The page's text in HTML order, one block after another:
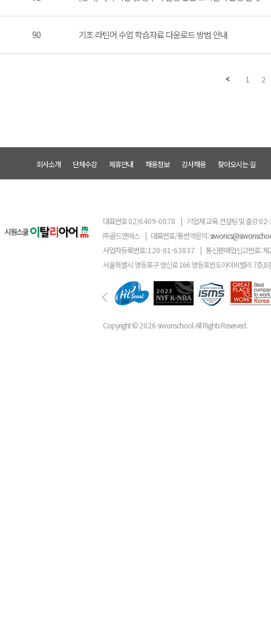
90 기초 라틴어 수업 학습자료 다운로드 방법 안내
1 2
회사소개 단체수강 제휴안내 채용정보 강사채용 찾아오시는 길
대표번호02)6409-0878 | 기업체 교육 컨설팅 및 출강
㈜골드앤에스 | 대표번호/통번역문의:
사업자등록번호:120-81-63837 | 통신판매업신고번호: 제
서울특별시 영등포구 영신로 166 영등포반도아이비밸리 7층,8
Copyright ©2026 siwonschool. All Rights Reserved.